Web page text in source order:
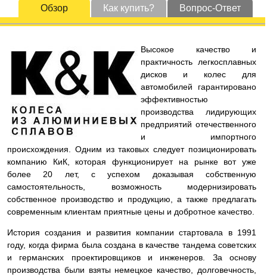
Обзор Как купить? Вопрос-Ответ
Высокое качество и
практичность легкосплавных
дисков и колес для
автомобилей гарантировано
эффективностью
производства лидирующих
предприятий отечественного
и импортного
происхождения. Одним из таковых следует позиционировать
компанию КиК, которая функционирует на рынке вот уже
более 20 лет, с успехом доказывая собственную
самостоятельность, возможность модернизировать
собственное производство и продукцию, а также предлагать
современным клиентам приятные цены и добротное качество.
История создания и развития компании стартовала в 1991
году, когда фирма была создана в качестве тандема советских
и германских проектировщиков и инженеров. За основу
производства были взяты немецкое качество, долговечность,